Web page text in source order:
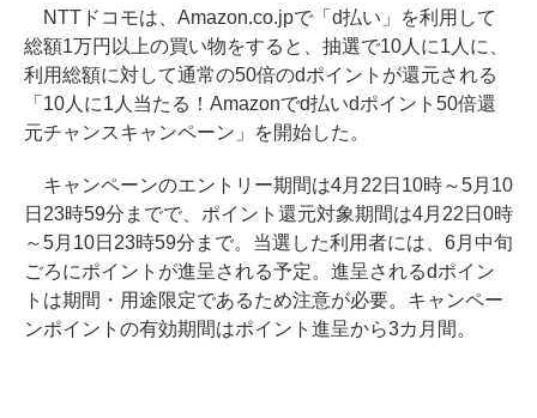
NTTドコモは、Amazon.co.jpで「d払い」を利用して
総額1万円以上の買い物をすると、抽選で10人に1人に、
利用総額に対して通常の50倍のdポイントが還元される
「10人に1人当たる！Amazonでd払いdポイント50倍還
元チャンスキャンペーン」を開始した。
キャンペーンのエントリー期間は4月22日10時～5月10
日23時59分までで、ポイント還元対象期間は4月22日0時
～5月10日23時59分まで。当選した利用者には、6月中旬
ごろにポイントが進呈される予定。進呈されるdポイン
トは期間・用途限定であるため注意が必要。キャンペー
ンポイントの有効期間はポイント進呈から3カ月間。